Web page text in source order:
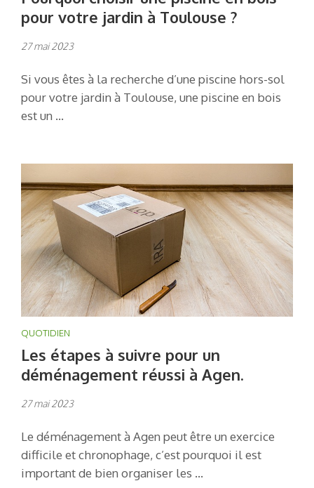
pour votre jardin à Toulouse ?
27 mai 2023
Si vous êtes à la recherche d’une piscine hors-sol
pour votre jardin à Toulouse, une piscine en bois
est un …
QUOTIDIEN
Les étapes à suivre pour un
déménagement réussi à Agen.
27 mai 2023
Le déménagement à Agen peut être un exercice
difficile et chronophage, c’est pourquoi il est
important de bien organiser les …